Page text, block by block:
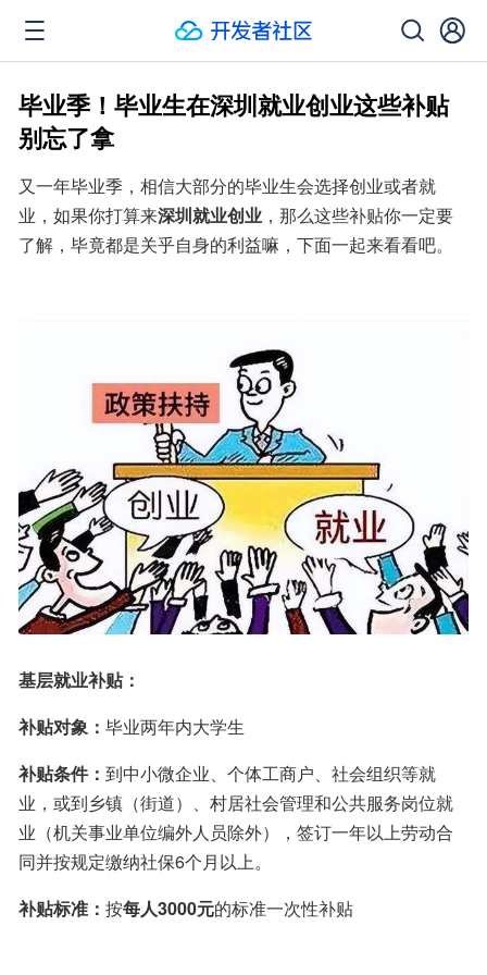
毕业季！毕业生在深圳就业创业这些补贴
别忘了拿
又一年毕业季，相信大部分的毕业生会选择创业或者就
业，如果你打算来深圳就业创业 ，那么这些补贴你一定要
了解，毕竟都是关乎自身的利益嘛，下面一起来看看吧。
基层就业补贴：
补贴对象： 毕业两年内大学生
补贴条件： 到中小微企业、个体工商户、社会组织等就
业，或到乡镇（街道）、村居社会管理和公共服务岗位就
业（机关事业单位编外人员除外），签订一年以上劳动合
同并按规定缴纳社保6个月以上。
补贴标准： 按每人3000元的标准一次性补贴